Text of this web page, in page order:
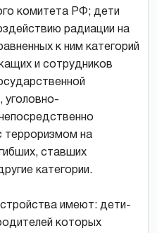
комитета РФ; дети
радиации на
к ним категорий
и сотрудников
уголовно-
терроризмом на
ставших
категории.
имеют: дети-
которых